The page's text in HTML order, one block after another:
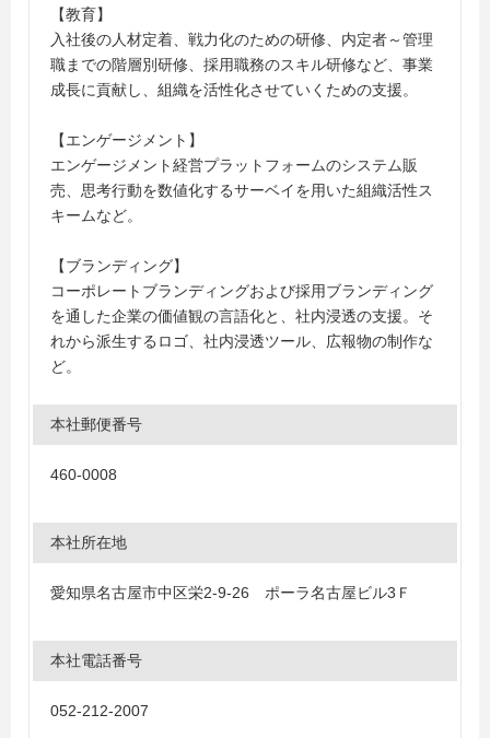
【教育】
入社後の人材定着、戦力化のための研修、内定者～管理
職までの階層別研修、採用職務のスキル研修など、事業
成長に貢献し、組織を活性化させていくための支援。
【エンゲージメント】
エンゲージメント経営プラットフォームのシステム販
売、思考行動を数値化するサーベイを用いた組織活性ス
キームなど。
【ブランディング】
コーポレートブランディングおよび採用ブランディング
を通した企業の価値観の言語化と、社内浸透の支援。そ
れから派生するロゴ、社内浸透ツール、広報物の制作な
ど。
本社郵便番号
460-0008
本社所在地
愛知県名古屋市中区栄2-9-26 ポーラ名古屋ビル3Ｆ
本社電話番号
052-212-2007